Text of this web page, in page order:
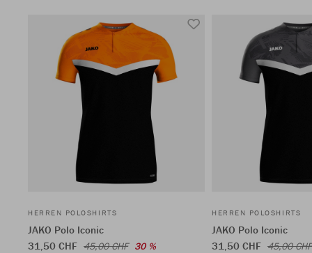
HERREN POLOSHIRTS
JAKO Polo Iconic
31,50 CHF 45,00 CHF 30 %
HERREN POLOSHIRTS
JAKO Polo Iconic
31,50 CHF 45,00 CHF